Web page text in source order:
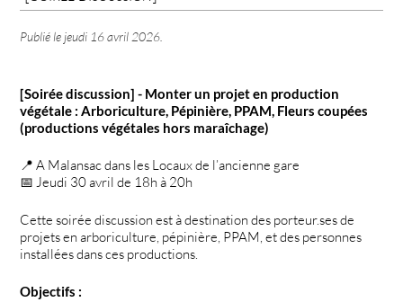
Publié le jeudi 16 avril 2026
[Soirée discussion] - Monter un projet en production
végétale : Arboriculture, Pépinière, PPAM, Fleurs coupées
(productions végétales hors maraîchage)
📍 A Malansac dans les Locaux de l’ancienne gare
📅 Jeudi 30 avril de 18h à 20h
Cette soirée discussion est à destination des porteur.ses de
projets en arboriculture, pépinière, PPAM, et des personnes
installées dans ces productions.
Objectifs :